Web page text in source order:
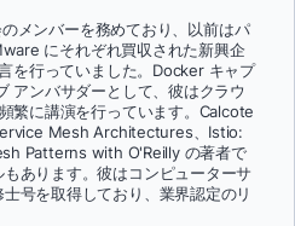
メンバーを務めており、以前はパ
にそれぞれ買収された新興企
を行っていました。Docker キャプ
アンバサダーとして、彼はクラウ
繁に講演を行っています。Calcote
Mesh Architectures、Istio:
Patterns with O'Reilly の著者で
あります。彼はコンピューターサ
号を取得しており、業界認定のリ